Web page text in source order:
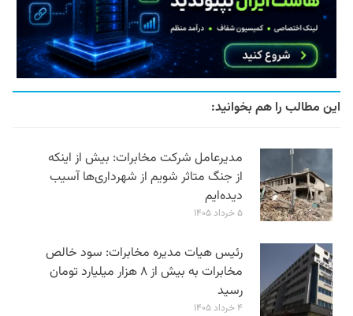
این مطالب را هم بخوانید:
مدیرعامل شرکت مخابرات: بیش از اینکه
از جنگ متاثر شویم از شهرداری‌ها آسیب
دیده‌ایم
۵ خرداد ۱۴۰۵
رئیس هیات مدیره مخابرات: سود خالص
مخابرات به بیش از ۸ هزار میلیارد تومان
رسید
۴ خرداد ۱۴۰۵